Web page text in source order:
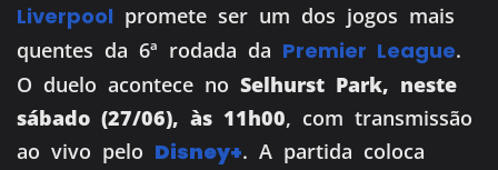
Liverpool promete ser um dos jogos mais
quentes da 6ª rodada da Premier League.
O duelo acontece no Selhurst Park, neste
sábado (27/06), às 11h00, com transmissão
ao vivo pelo Disney+. A partida coloca